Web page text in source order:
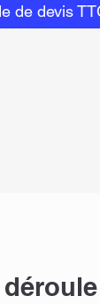
de devis